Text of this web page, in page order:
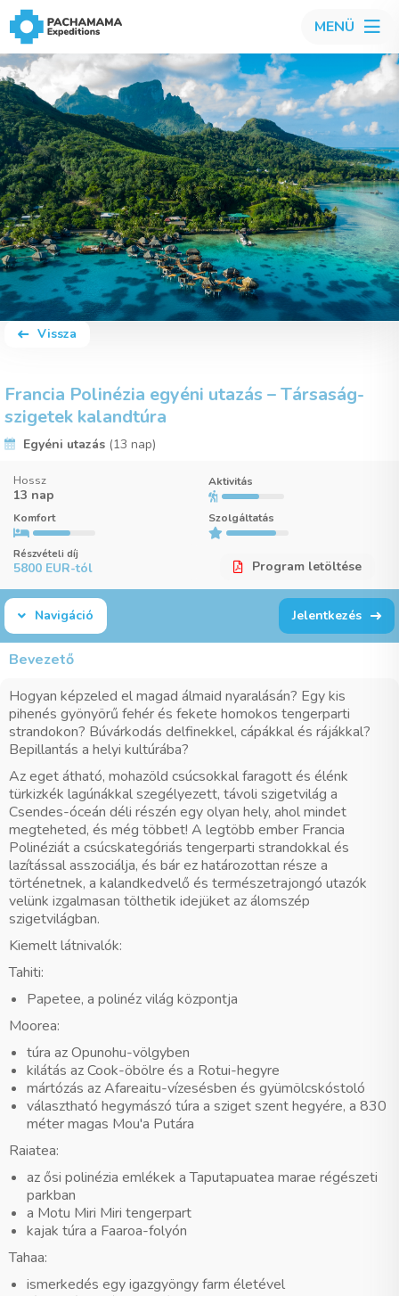
MENÜ
Vissza
Francia Polinézia egyéni utazás – Társaság-
szigetek kalandtúra
Egyéni utazás (13 nap)
Hossz
13 nap
Aktivitás
Komfort Szolgáltatás
Részvételi díj
5800 EUR-tól Program letöltése
Navigáció Jelentkezés
Bevezető
Hogyan képzeled el magad álmaid nyaralásán? Egy kis
pihenés gyönyörű fehér és fekete homokos tengerparti
strandokon? Búvárkodás delfinekkel, cápákkal és rájákkal?
Bepillantás a helyi kultúrába?
Az eget átható, mohazöld csúcsokkal faragott és élénk
türkizkék lagúnákkal szegélyezett, távoli szigetvilág a
Csendes-óceán déli részén egy olyan hely, ahol mindet
megteheted, és még többet! A legtöbb ember Francia
Polinéziát a csúcskategóriás tengerparti strandokkal és
lazítással asszociálja, és bár ez határozottan része a
történetnek, a kalandkedvelő és természetrajongó utazók
velünk izgalmasan tölthetik idejüket az álomszép
szigetvilágban.
Kiemelt látnivalók:
Tahiti:
Papetee, a polinéz világ központja
Moorea:
túra az Opunohu-völgyben
kilátás az Cook-öbölre és a Rotui-hegyre
mártózás az Afareaitu-vízesésben és gyümölcskóstoló
választható hegymászó túra a sziget szent hegyére, a 830
méter magas Mou'a Putára
Raiatea:
az ősi polinézia emlékek a Taputapuatea marae régészeti
parkban
a Motu Miri Miri tengerpart
kajak túra a Faaroa-folyón
Tahaa:
ismerkedés egy igazgyöngy farm életével